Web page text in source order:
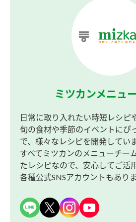
ミツカンメニュ
日常に取り入れたい時短レシピ
旬の食材や季節のイベントにぴ
で、様々なレシピを開発していま
すべてミツカンのメニューチー
たレシピなので、安心してご活
各種公式SNSアカウントもありま